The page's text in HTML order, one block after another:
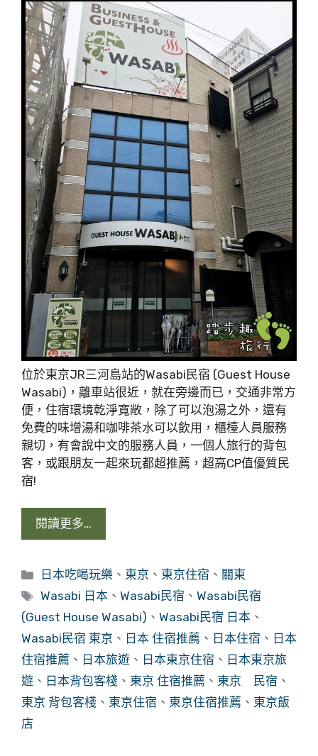
位於東京JR三河島站的Wasabi民宿 (Guest House
Wasabi)，離車站很近，就在旁邊而已，交通非常方
便，住宿環境乾淨寬敞，除了可以泡湯之外，還有
免費的味增湯和咖啡茶水可以飲用，櫃檯人員服務
親切，有會說中文的服務人員，一個人旅行的背包
客，或跟朋友一起來玩都超推薦，超高CP值優質民
宿!
閱讀更多…
分
類
日本吃喝玩樂 、 東京 、 東京住宿 、 關東
標
Wasabi 日本 、Wasabi民宿 、Wasabi民宿
(Guest House Wasabi) 、 Wasabi民宿 日本 、
Wasabi民宿 東京 、 日本 住宿推薦 、 日本住宿 、 日本
住宿推薦 、 日本旅遊 、 日本東京住宿 、 日本東京旅
遊 、 日本背包客棧 、 東京 住宿推薦 、 東京 民宿 、
東京 背包客棧 、 東京住宿 、 東京住宿推薦 、 東京飯
店